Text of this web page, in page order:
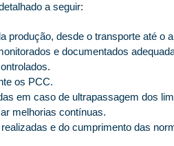
a seguir:
produção, desde o transporte até o
e documentados
os PCC.
em caso de ultrapassagem dos
melhorias contínuas.
e do cumprimento das